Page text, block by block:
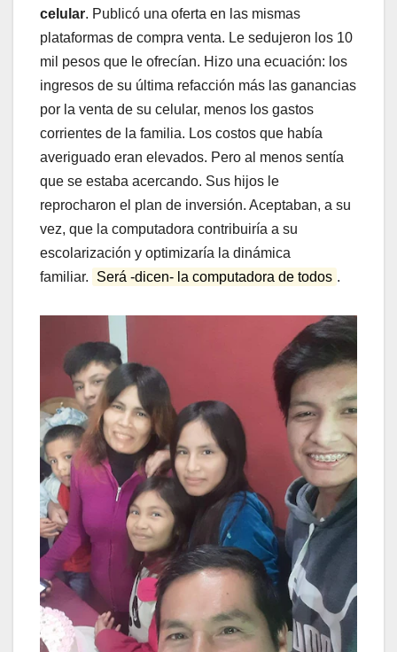
celular. Publicó una oferta en las mismas
plataformas de compra venta. Le sedujeron los 10
mil pesos que le ofrecían. Hizo una ecuación: los
ingresos de su última refacción más las ganancias
por la venta de su celular, menos los gastos
corrientes de la familia. Los costos que había
averiguado eran elevados. Pero al menos sentía
que se estaba acercando. Sus hijos le
reprocharon el plan de inversión. Aceptaban, a su
vez, que la computadora contribuiría a su
escolarización y optimizaría la dinámica
familiar.
Será -dicen- la computadora de todos .